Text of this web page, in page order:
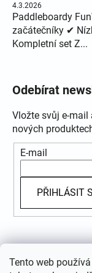
Tento web
4.3.2026
Paddleboardy
začátečníky ✔
Kompletní set Z...
Odebírat
Vložte svůj e-
nových
E-mail
PŘIHLÁSIT